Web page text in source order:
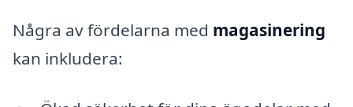
Några av fördelarna med magasinering
kan inkludera: